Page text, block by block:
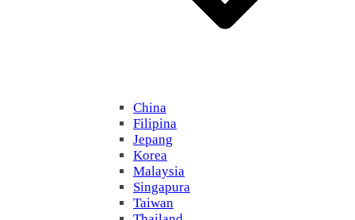
China
Filipina
Jepang
Korea
Malaysia
Singapura
Taiwan